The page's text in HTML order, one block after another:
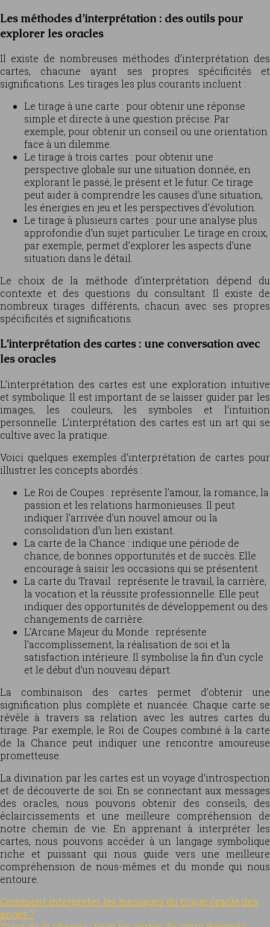
Les méthodes d’interprétation : des outils pour
explorer les oracles
Il existe de nombreuses méthodes d’interprétation des
cartes, chacune ayant ses propres spécificités et
significations. Les tirages les plus courants incluent :
Le tirage à une carte : pour obtenir une réponse
simple et directe à une question précise. Par
exemple, pour obtenir un conseil ou une orientation
face à un dilemme.
Le tirage à trois cartes : pour obtenir une
perspective globale sur une situation donnée, en
explorant le passé, le présent et le futur. Ce tirage
peut aider à comprendre les causes d’une situation,
les énergies en jeu et les perspectives d’évolution.
Le tirage à plusieurs cartes : pour une analyse plus
approfondie d’un sujet particulier. Le tirage en croix,
par exemple, permet d’explorer les aspects d’une
situation dans le détail.
Le choix de la méthode d’interprétation dépend du
contexte et des questions du consultant. Il existe de
nombreux tirages différents, chacun avec ses propres
spécificités et significations.
L’interprétation des cartes : une conversation avec
les oracles
L’interprétation des cartes est une exploration intuitive
et symbolique. Il est important de se laisser guider par les
images, les couleurs, les symboles et l’intuition
personnelle. L’interprétation des cartes est un art qui se
cultive avec la pratique.
Voici quelques exemples d’interprétation de cartes pour
illustrer les concepts abordés :
Le Roi de Coupes : représente l’amour, la romance, la
passion et les relations harmonieuses. Il peut
indiquer l’arrivée d’un nouvel amour ou la
consolidation d’un lien existant.
La carte de la Chance : indique une période de
chance, de bonnes opportunités et de succès. Elle
encourage à saisir les occasions qui se présentent.
La carte du Travail : représente le travail, la carrière,
la vocation et la réussite professionnelle. Elle peut
indiquer des opportunités de développement ou des
changements de carrière.
L’Arcane Majeur du Monde : représente
l’accomplissement, la réalisation de soi et la
satisfaction intérieure. Il symbolise la fin d’un cycle
et le début d’un nouveau départ.
La combinaison des cartes permet d’obtenir une
signification plus complète et nuancée. Chaque carte se
révèle à travers sa relation avec les autres cartes du
tirage. Par exemple, le Roi de Coupes combiné à la carte
de la Chance peut indiquer une rencontre amoureuse
prometteuse.
La divination par les cartes est un voyage d’introspection
et de découverte de soi. En se connectant aux messages
des oracles, nous pouvons obtenir des conseils, des
éclaircissements et une meilleure compréhension de
notre chemin de vie. En apprenant à interpréter les
cartes, nous pouvons accéder à un langage symbolique
riche et puissant qui nous guide vers une meilleure
compréhension de nous-mêmes et du monde qui nous
entoure.
Comment interpréter les messages du tirage oracle des
anges ?